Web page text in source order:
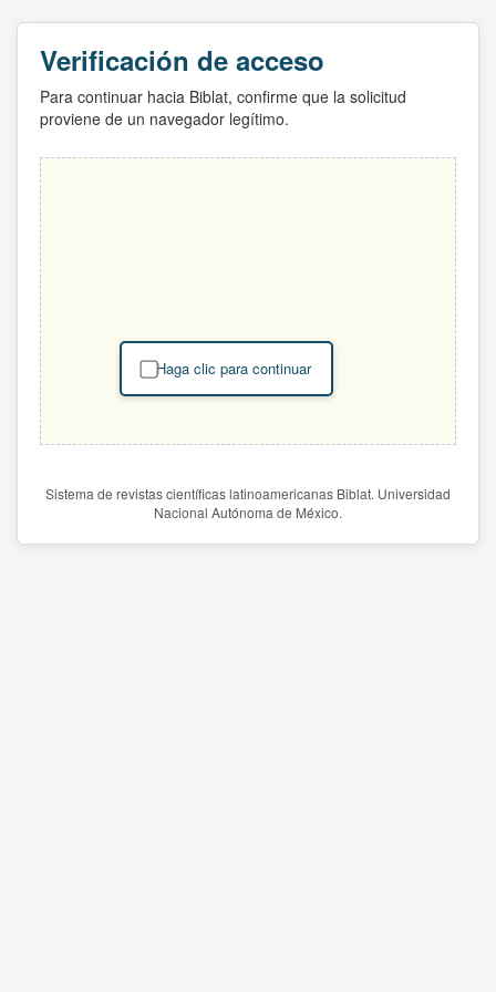
Verificación de acceso
Para continuar hacia Biblat, confirme que la solicitud
proviene de un navegador legítimo.
Haga clic para continuar
Sistema de revistas científicas latinoamericanas Biblat. Universidad
Nacional Autónoma de México.